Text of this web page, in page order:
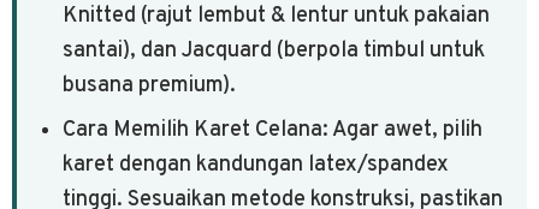
Knitted (rajut lembut & lentur untuk pakaian
santai), dan Jacquard (berpola timbul untuk
busana premium).
Cara Memilih Karet Celana: Agar awet, pilih
karet dengan kandungan latex/spandex
tinggi. Sesuaikan metode konstruksi, pastikan